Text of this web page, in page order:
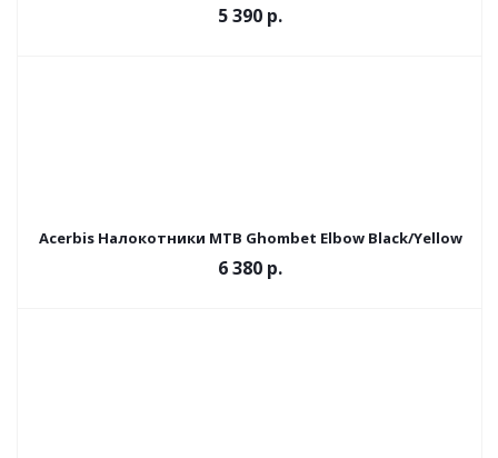
5 390 р.
Acerbis Налокотники MTB Ghombet Elbow Black/Yellow
6 380 р.